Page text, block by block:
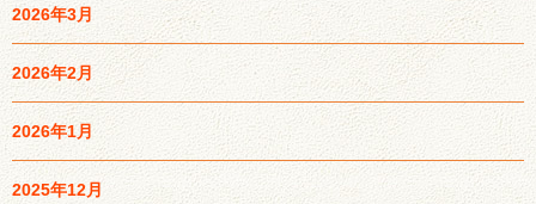
2026年3月
2026年2月
2026年1月
2025年12月